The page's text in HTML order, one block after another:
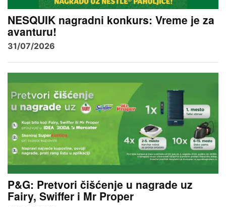
NESQUIK nagradni konkurs: Vreme je za
avanturu!
31/07/2026
P&G: Pretvori čišćenje u nagrade uz
Fairy, Swiffer i Mr Proper